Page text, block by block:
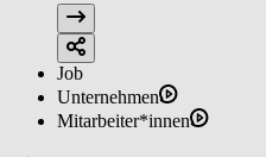
Job
Unternehmen
Mitarbeiter*innen